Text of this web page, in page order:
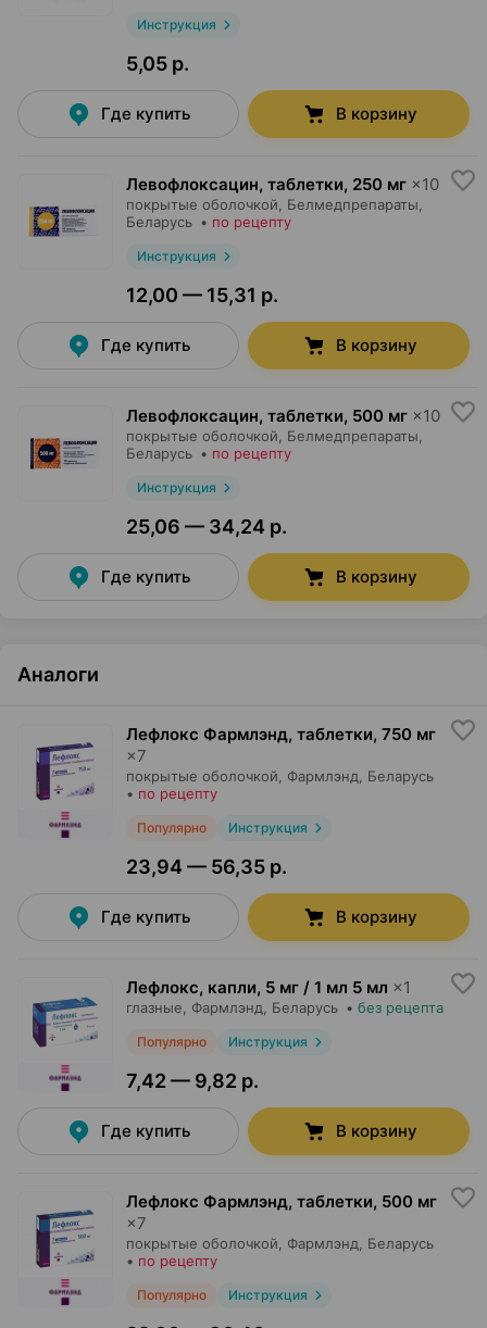
Инструкция
5,05 р.
Где купить В корзину
Левофлоксацин, таблетки, 250 мг ×10
покрытые оболочкой, Белмедпрепараты
Беларусь • по рецепту
Инструкция
12,00 — 15,31 р.
Где купить В корзину
Левофлоксацин, таблетки, 500 мг ×10
покрытые оболочкой, Белмедпрепараты
Беларусь • по рецепту
Инструкция
25,06 — 34,24 р.
Где купить В корзину
Аналоги
Лефлокс Фармлэнд, таблетки, 750 мг
×7
покрытые оболочкой, Фармлэнд , Беларусь
• по рецепту
Популярно Инструкция
23,94 — 56,35 р.
Где купить В корзину
Лефлокс, капли, 5 мг / 1 мл 5 мл ×1
глазные, Фармлэнд , Беларусь • без рецепта
Популярно Инструкция
7,42 — 9,82 р.
Где купить В корзину
Лефлокс Фармлэнд, таблетки, 500 мг
×7
покрытые оболочкой, Фармлэнд , Беларусь
• по рецепту
Популярно Инструкция